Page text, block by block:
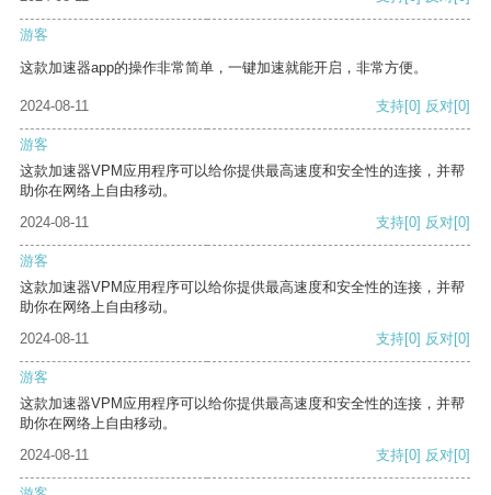
游客
这款加速器app的操作非常简单，一键加速就能开启，非常方便。
2024-08-11 支持[0] 反对[0]
游客
这款加速器VPM应用程序可以给你提供最高速度和安全性的连接，并帮
助你在网络上自由移动。
2024-08-11
支持[0] 反对[0]
游客
这款加速器VPM应用程序可以给你提供最高速度和安全性的连接，并帮
助你在网络上自由移动。
2024-08-11
支持[0] 反对[0]
游客
这款加速器VPM应用程序可以给你提供最高速度和安全性的连接，并帮
助你在网络上自由移动。
2024-08-11
支持[0] 反对[0]